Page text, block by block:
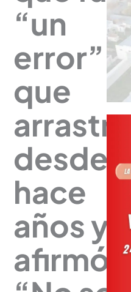
“un
error”
que
arrastra
desde
hace
años y
afirmó: